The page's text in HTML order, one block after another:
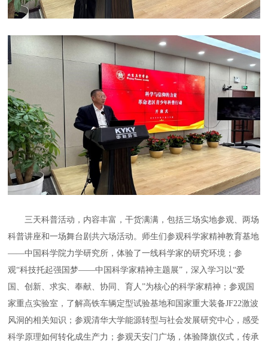
三天科普活动，内容丰富，干货满满，包括三场实地参观、两场
科普讲座和一场舞台剧共六场活动。师生们参观科学家精神教育基地
——中国科学院力学研究所，体验了一线科学家的研究环境；参
观“科技托起强国梦——中国科学家精神主题展”，深入学习以“爱
国、创新、求实、奉献、协同、育人”为核心的科学家精神；参观国
家重点实验室，了解高铁车辆定型试验基地和国家重大装备JF22激波
风洞的相关知识；参观清华大学能源转型与社会发展研究中心，感受
科学原理如何转化成生产力；参观天安门广场，体验降旗仪式，传承